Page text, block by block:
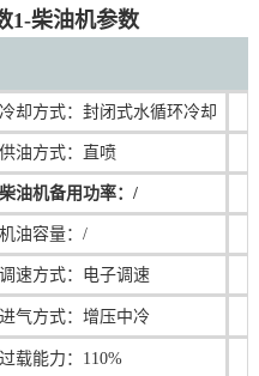
1-柴油机参数
冷却方式：封闭式水循环冷却
供油方式：直喷
柴油机备用功率：/
机油容量：/
调速方式：电子调速
进气方式：增压中冷
过载能力：110%